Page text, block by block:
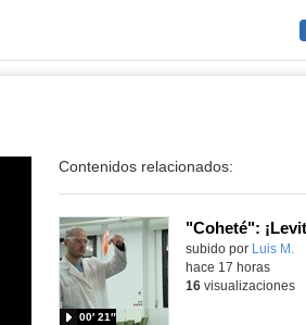
Contenidos relacionados:
Contenido educativo.
subido por Luis M.
00′ 21″
hace 17 horas
16visualizaciones